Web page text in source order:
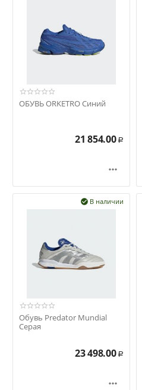
ОБУВЬ ORKETRO Синий
21 854.00 Р

В наличии

Обувь Predator Mundial
Серая
23 498.00 Р
